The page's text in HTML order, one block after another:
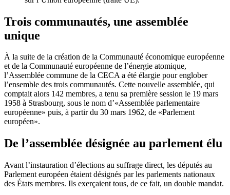
Trois communautés, une assemblée
unique
À la suite de la création de la Communauté économique européenne
et de la Communauté européenne de l’énergie atomique,
l’Assemblée commune de la CECA a été élargie pour englober
l’ensemble des trois communautés. Cette nouvelle assemblée, qui
comptait alors 142 membres, a tenu sa première session le 19 mars
1958 à Strasbourg, sous le nom d’«Assemblée parlementaire
européenne» puis, à partir du 30 mars 1962, de «Parlement
européen».
De l’assemblée désignée au parlement élu
Avant l’instauration d’élections au suffrage direct, les députés au
Parlement européen étaient désignés par les parlements nationaux
des États membres. Ils exerçaient tous, de ce fait, un double mandat.